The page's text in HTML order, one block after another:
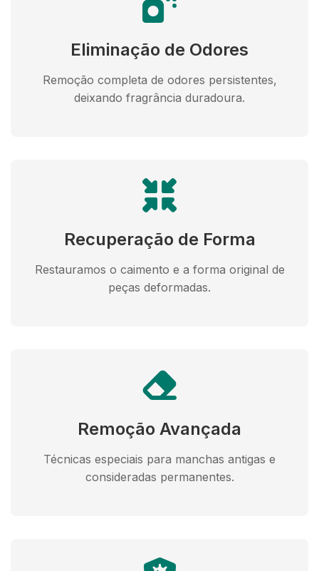
Eliminação de Odores
Remoção completa de odores persistentes,
deixando fragrância duradoura.
Recuperação de Forma
Restauramos o caimento e a forma original de
peças deformadas.
Remoção Avançada
Técnicas especiais para manchas antigas e
consideradas permanentes.